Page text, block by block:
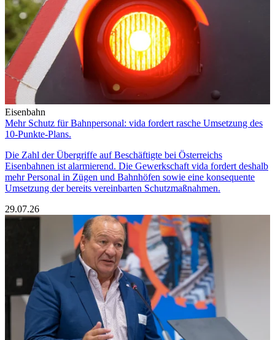
Eisenbahn
Mehr Schutz für Bahnpersonal: vida fordert rasche Umsetzung des
10-Punkte-Plans.
Die Zahl der Übergriffe auf Beschäftigte bei Österreichs
Eisenbahnen ist alarmierend. Die Gewerkschaft vida fordert deshalb
mehr Personal in Zügen und Bahnhöfen sowie eine konsequente
Umsetzung der bereits vereinbarten Schutzmaßnahmen.
29.07.26